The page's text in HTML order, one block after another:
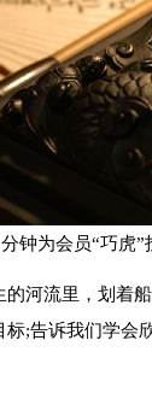
钟为会员“巧虎
的河流里，划着
;告诉我们学会